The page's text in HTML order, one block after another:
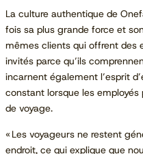
La culture authentique de
fois sa plus grande force et
mêmes clients qui offrent des
invités parce qu’ils
incarnent également l’esprit
constant lorsque les employés
de voyage.
« Les voyageurs ne restent
endroit, ce qui explique que